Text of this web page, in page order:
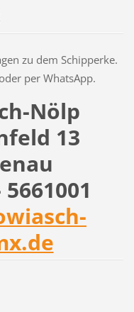
zu dem Schipperke.
per WhatsApp.
Nölp
13